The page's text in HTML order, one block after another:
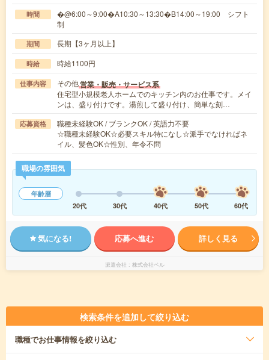
時間
�@6:00～9:00�A10:30～13:30�B14:00～19:00 シフト
制
期間 長期【3ヶ月以上】
時給 時給1100円
仕事内容 その他営業・販売・サービス系
住宅型小規模老人ホームでのキッチン内のお仕事です。メイ
ンは、盛り付けです。湯煎して盛り付け、簡単な刻…
応募資格
職種未経験OK / ブランクOK / 英語力不要
☆職種未経験OK☆必要スキル特になし☆派手でなければネ
イル、髪色OK☆性別、年令不問
職場の雰囲気
年齢層
20代
30代 40代 50代 60代
気になる! 応募へ進む 詳しく見る
派遣会社 株式会社ベル
検索条件を追加して絞り込む
職種でお仕事情報を絞り込む